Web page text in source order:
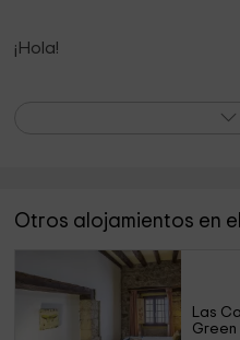
¡Hola!
visitar, comer, etc.
Nos gusta el trato con los
intentamos facilitarle su
posible.
Un cordial saludo.
Otros alojamientos en
Las
Green